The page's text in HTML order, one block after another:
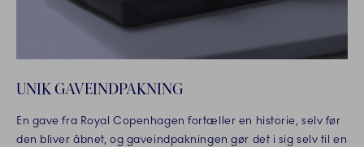
UNIK GAVEINDPAKNING
En gave fra Royal Copenhagen fortæller en historie, selv før
den bliver åbnet, og gaveindpakningen gør det i sig selv til en